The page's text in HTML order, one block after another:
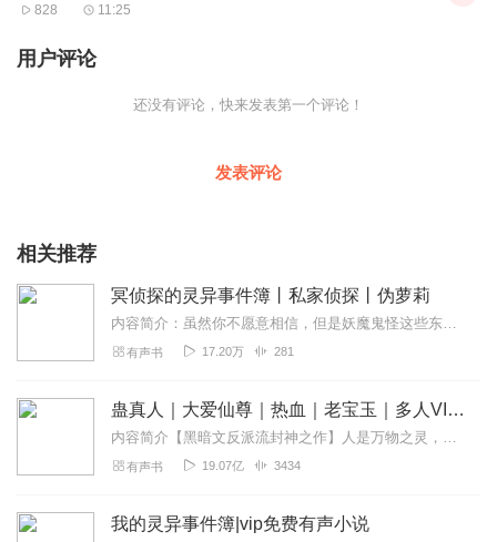
828 11:25
用户评论
还没有评论，快来发表第一个评论！
发表评论
相关推荐
冥侦探的灵异事件簿丨私家侦探丨伪萝莉
内容简介：虽然你不愿意相信，但是妖魔鬼怪这些东西都是真实存在的，他们也许就隐藏在你的身边，只是你从未觉察而已。女鬼，幻人，恶魔，罗刹，一个个诡异的灵异事件出现...
有声书 17.20万 281
蛊真人｜大爱仙尊｜热血｜老宝玉｜多人VIP免费有声剧
内容简介【黑暗文反派流封神之作】人是万物之灵，蛊是天地真精。一个穿越者不断重生的故事。一个养蛊、炼蛊、用蛊的奇特世界。配音组（男角色）老宝玉旁白...
有声书 19.07亿 3434
我的灵异事件簿|vip免费有声小说